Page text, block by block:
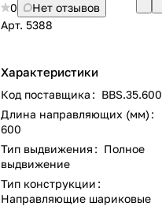
0
Нет отзывов
Арт. 5388
Характеристики
Код поставщика : BBS.35.600
Длина направляющих (мм) :
600
Тип выдвижения : Полное
выдвижение
Тип конструкции :
Направляющие шариковые